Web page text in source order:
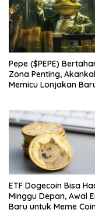
Pepe ($PEPE)
Zona Penting,
Memicu Lonjakan
ETF Dogecoin Bisa
Minggu Depan, Awal
Baru untuk Meme